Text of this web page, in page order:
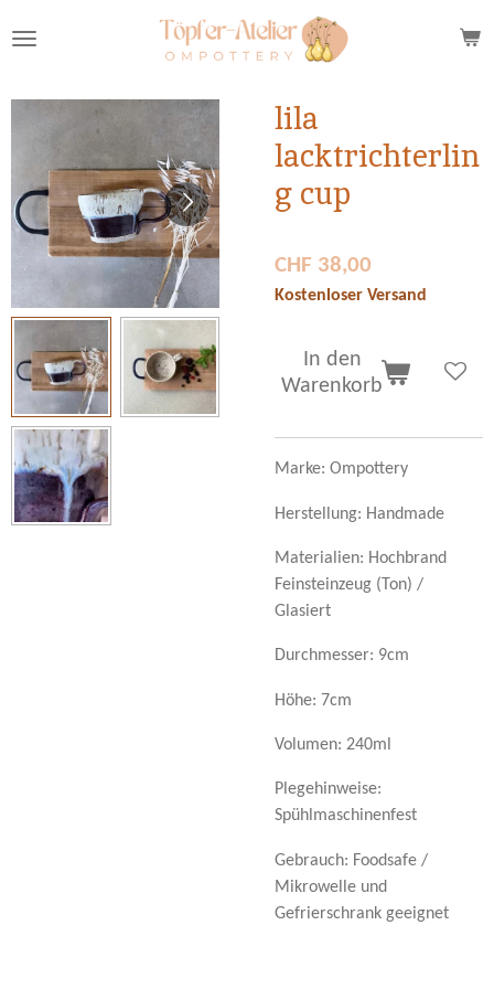
Hauptinhalt
lila
lacktrichterlin
g cup
CHF 38,00
Kostenloser Versand
In den
Warenkorb
Marke: Ompottery
Herstellung: Handmade
Materialien: Hochbrand
Feinsteinzeug (Ton) /
Glasiert
Durchmesser: 9cm
Höhe: 7cm
Volumen: 240ml
Plegehinweise:
Spühlmaschinenfest
Gebrauch: Foodsafe /
Mikrowelle und
Gefrierschrank geeignet